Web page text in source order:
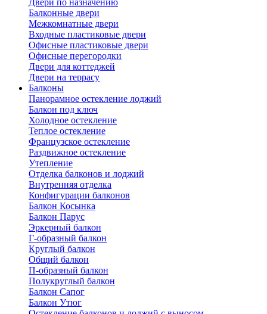
Двери по назначению
Балконные двери
Межкомнатные двери
Входные пластиковые двери
Офисные пластиковые двери
Офисные перегородки
Двери для коттеджей
Двери на террасу
Балконы
Панорамное остекление лоджий
Балкон под ключ
Холодное остекление
Теплое остекление
Французское остекление
Раздвижное остекление
Утепление
Отделка балконов и лоджий
Внутренняя отделка
Конфигурации балконов
Балкон Косынка
Балкон Парус
Эркерный балкон
Г-образный балкон
Круглый балкон
Общий балкон
П-образный балкон
Полукруглый балкон
Балкон Сапог
Балкон Утюг